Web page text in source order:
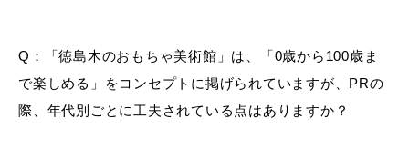
Q：「徳島木のおもちゃ美術館」は、「0歳から100歳ま
で楽しめる」をコンセプトに掲げられていますが、PRの
際、年代別ごとに工夫されている点はありますか？